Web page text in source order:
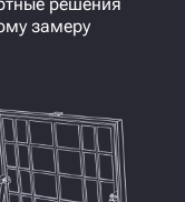
замеру